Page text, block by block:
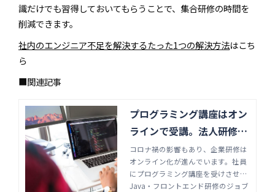
識だけでも習得しておいてもらうことで、集合研修の時間を
削減できます。
社内のエンジニア不⾜を解決するたった1つの解決⽅法はこち
ら
■関連記事
プログラミング講座はオン
ラインで受講。法人研修サ
ービスも人気 | Java・フロ
ントエンド研修のジョブサ
ポート
コロナ禍の影響もあり、企業研修は
オンライン化が進んでいます。社員
にプログラミング講座を受けさせた
い場合も、外部サービス会社を利用
Java・フロントエンド研修のジョブ